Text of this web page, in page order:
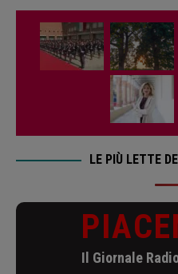
LE PIÙ LETTE
Il Giornale